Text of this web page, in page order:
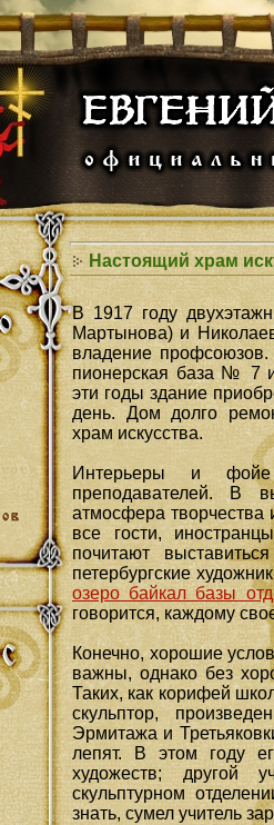
Настоящий храм
В 1917 году
Мартынова) и
владение профсоюзов.
пионерская база № 7
эти годы здание
день. Дом долго
храм искусства.
Интерьеры и
преподавателей. В
атмосфера
все гости,
почитают
петербургские
озеро байкал базы
говорится, каждому
Конечно, хорошие
важны, однако без
Таких, как корифей
скульптор,
Эрмитажа и
лепят. В этом году
художеств; другой
скульптурном
знать, сумел учитель